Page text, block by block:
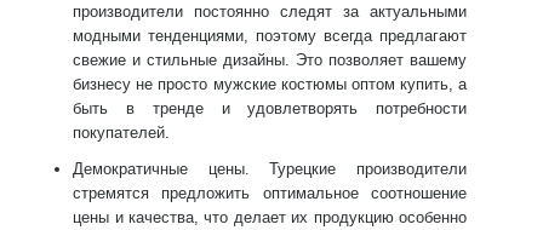
производители постоянно следят за актуальными
модными тенденциями, поэтому всегда предлагают
свежие и стильные дизайны. Это позволяет вашему
бизнесу не просто мужские костюмы оптом купить , а
быть в тренде и удовлетворять потребности
покупателей.
Демократичные цены. Турецкие производители
стремятся предложить оптимальное соотношение
цены и качества, что делает их продукцию особенно